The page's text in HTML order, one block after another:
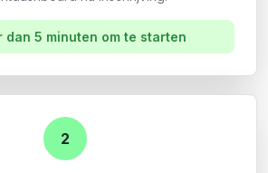
dan 5 minuten om te starten
2